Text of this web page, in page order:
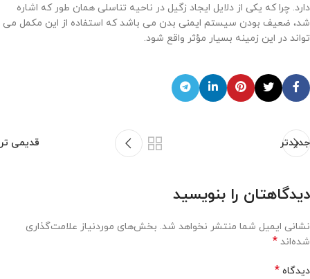
دارد. چرا که یکی از دلایل ایجاد زگیل در ناحیه تناسلی همان طور که اشاره
شد، ضعیف بودن سیستم ایمنی بدن می باشد که استفاده از این مکمل می
تواند در این زمینه بسیار مؤثر واقع شود.
جدیدتر قدیمی تر
دیدگاهتان را بنویسید
نشانی ایمیل شما منتشر نخواهد شد. بخش‌های موردنیاز علامت‌گذاری
شده‌اند *
دیدگاه *